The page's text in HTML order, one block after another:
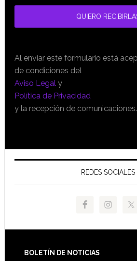
Al enviar este formulario está
de condiciones del
Aviso Legal y
Política de Privacidad
y la recepción de comunicaciones.
REDES SOCIALES
Footer
BOLETÍN DE NOTICIAS